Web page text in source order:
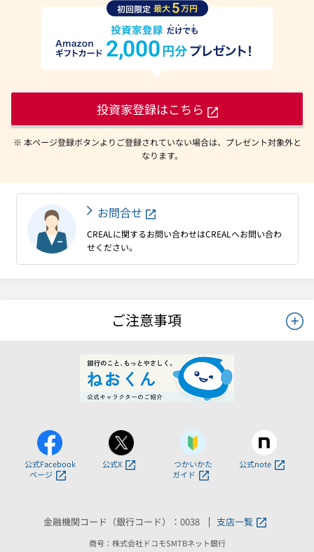
投資家登録はこちら
※ 本ページ登録ボタンよりご登録されていない場合は、プレゼント対象外と
なります。
お問合せ
CREALに関するお問い合わせはCREALへお問い合わ
せください。
ご注意事項
公式Facebook
ページ
公式X
つかいかた
ガイド
公式note
金融機関コード（銀行コード）：0038 支店一覧
商号：株式会社ドコモSMTBネット銀行